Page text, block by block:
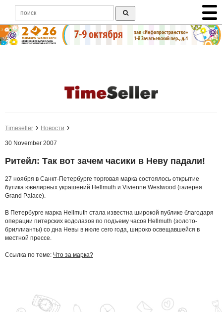
Timeseller Новости
30 November 2007
Ритейл: Так вот зачем часики в Неву падали!
27 ноября в Санкт-Петербурге торговая марка состоялось открытие
бутика ювелирных украшений Hellmuth и Vivienne Westwood (галерея
Grand Palace).
В Петербурге марка Hellmuth стала известна широкой публике благодаря
операции питерских водолазов по подъему часов Hellmuth (золото-
бриллианты) со дна Невы в июле сего года, широко освещавшейся в
местной прессе.
Ссылка по теме: Что за марка?